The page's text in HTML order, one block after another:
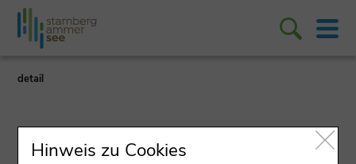
detail
Hinweis zu Cookies